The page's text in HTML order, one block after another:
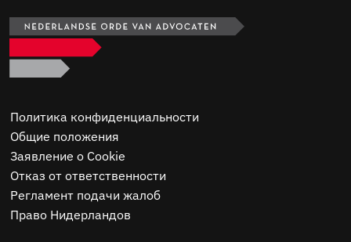
Политика конфиденциальности
Общие положения
Заявление о Cookie
Отказ от ответственности
Регламент подачи жалоб
Право Нидерландов